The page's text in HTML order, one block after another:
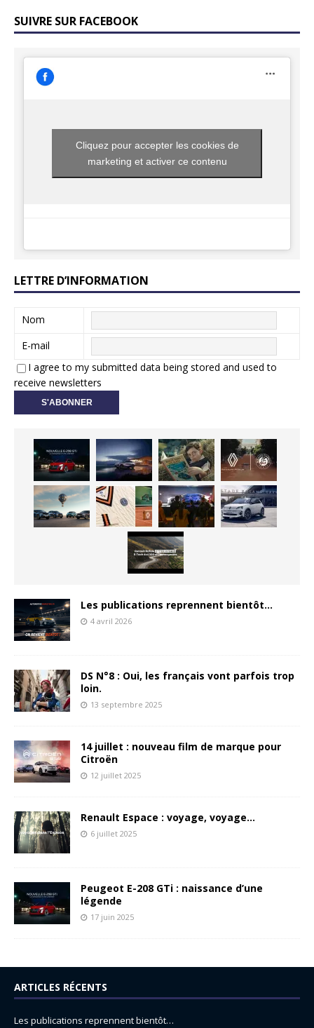
SUIVRE SUR FACEBOOK
Cliquez pour accepter les cookies de
marketing et activer ce contenu
LETTRE D’INFORMATION
Nom
E-mail
I agree to my submitted data being stored and used to
receive newsletters
Les publications reprennent bientôt…
4 avril 2026
DS N°8 : Oui, les français vont parfois trop
loin.
13 septembre 2025
14 juillet : nouveau film de marque pour
Citroën
12 juillet 2025
Renault Espace : voyage, voyage…
6 juillet 2025
Peugeot E-208 GTi : naissance d’une
légende
17 juin 2025
ARTICLES RÉCENTS
Les publications reprennent bientôt…